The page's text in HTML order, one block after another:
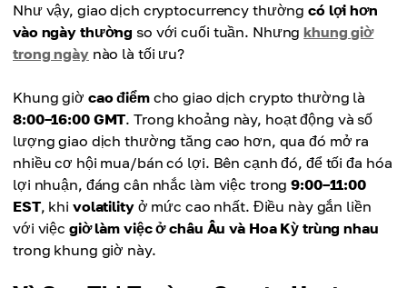
Như vậy, giao dịch cryptocurrency thườngcó lợi hơn
vào ngày thường so với cuối tuần. Nhưngkhung giờ
trong ngàynào là tối ưu?
Khung giờ cao điểmcho giao dịch crypto thường là
8:00–16:00 GMT. Trong khoảng này, hoạt động và số
lượng giao dịch thường tăng cao hơn, qua đó mở ra
nhiều cơ hội mua/bán có lợi. Bên cạnh đó, để tối đa hóa
lợi nhuận, đáng cân nhắc làm việc trong9:00–11:00
EST, khi volatilityở mức cao nhất. Điều này gắn liền
với việc giờ làm việc ở châu Âu và Hoa Kỳ trùng nhau
trong khung giờ này.